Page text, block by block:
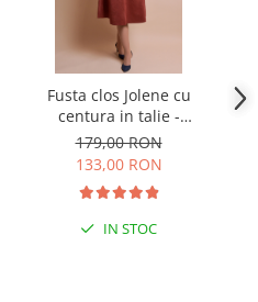
Fusta clos Jolene cu
centura in talie -
Caramiziu
179,00 RON
133,00 RON
IN STOC